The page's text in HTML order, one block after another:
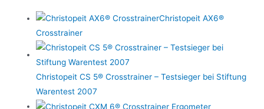
Christopeit AX6®
Crosstrainer
Christopeit CS 5® Crosstrainer – Testsieger bei Stiftung
Warentest 2007